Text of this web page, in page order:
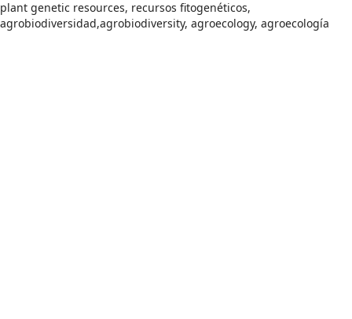
plant genetic resources, recursos fitogenéticos,
agrobiodiversidad,agrobiodiversity, agroecology, agroecología